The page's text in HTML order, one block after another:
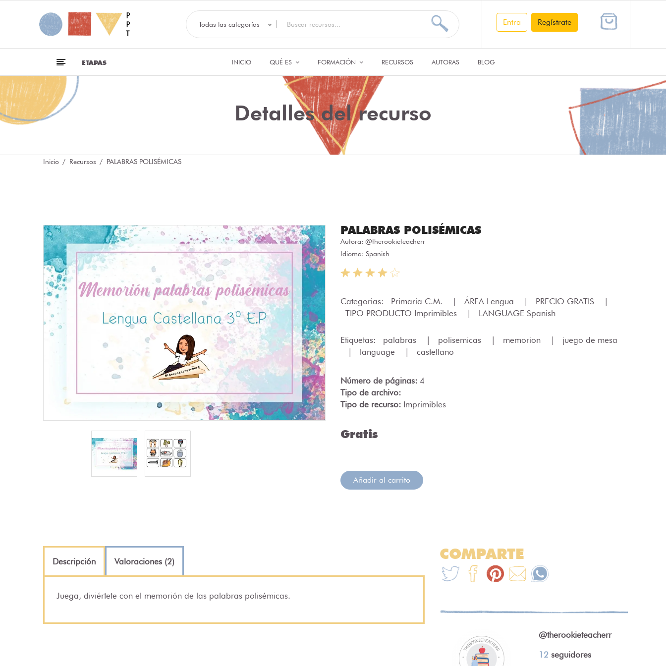
Todas las categorías Entra Regístrate
ETAPAS INICIO QUÉ ES FORMACIÓN RECURSOS AUTORAS BLOG
Detalles del recurso
Inicio Recursos PALABRAS POLISÉMICAS
PALABRAS POLISÉMICAS
Autora: @therookieteacherr
Idioma: Spanish
Categorias: Primaria C.M. ÁREA Lengua PRECIO GRATIS
TIPO PRODUCTO Imprimibles
LANGUAGE Spanish
Etiquetas: palabras polisemicas memorion
juego de mesa
language castellano
Número de páginas: 4
Tipo de archivo:
Tipo de recurso: Imprimibles
Gratis
Añadir al carrito
Descripción Valoraciones (2)
Juega, diviértete con el memorión de las palabras polisémicas.
COMPARTE
@therookieteacherr
12 seguidores